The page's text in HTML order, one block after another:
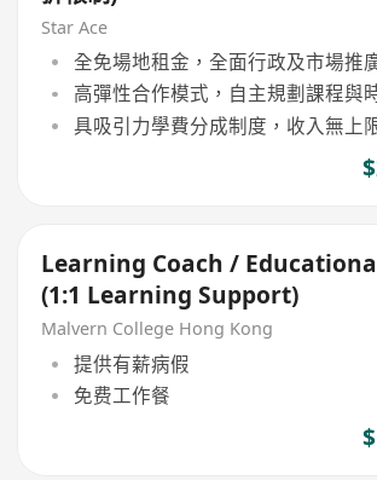
Star Ace
全免場地租金，全面行政及市場推
高彈性合作模式，自主規劃課程與
具吸引力學費分成制度，收入無上
Learning Coach /
(1:1 Learning Support)
Malvern College Hong Kong
提供有薪病假
免费工作餐